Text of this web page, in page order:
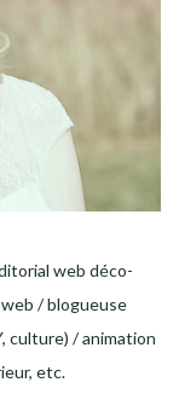
web déco-
/ blogueuse
culture) / animation
etc.